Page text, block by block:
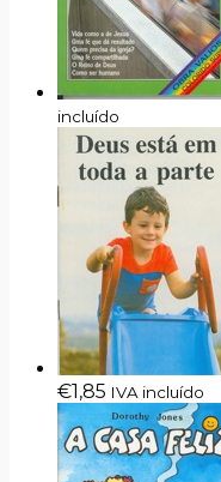
incluído
€1,85 IVA incluído